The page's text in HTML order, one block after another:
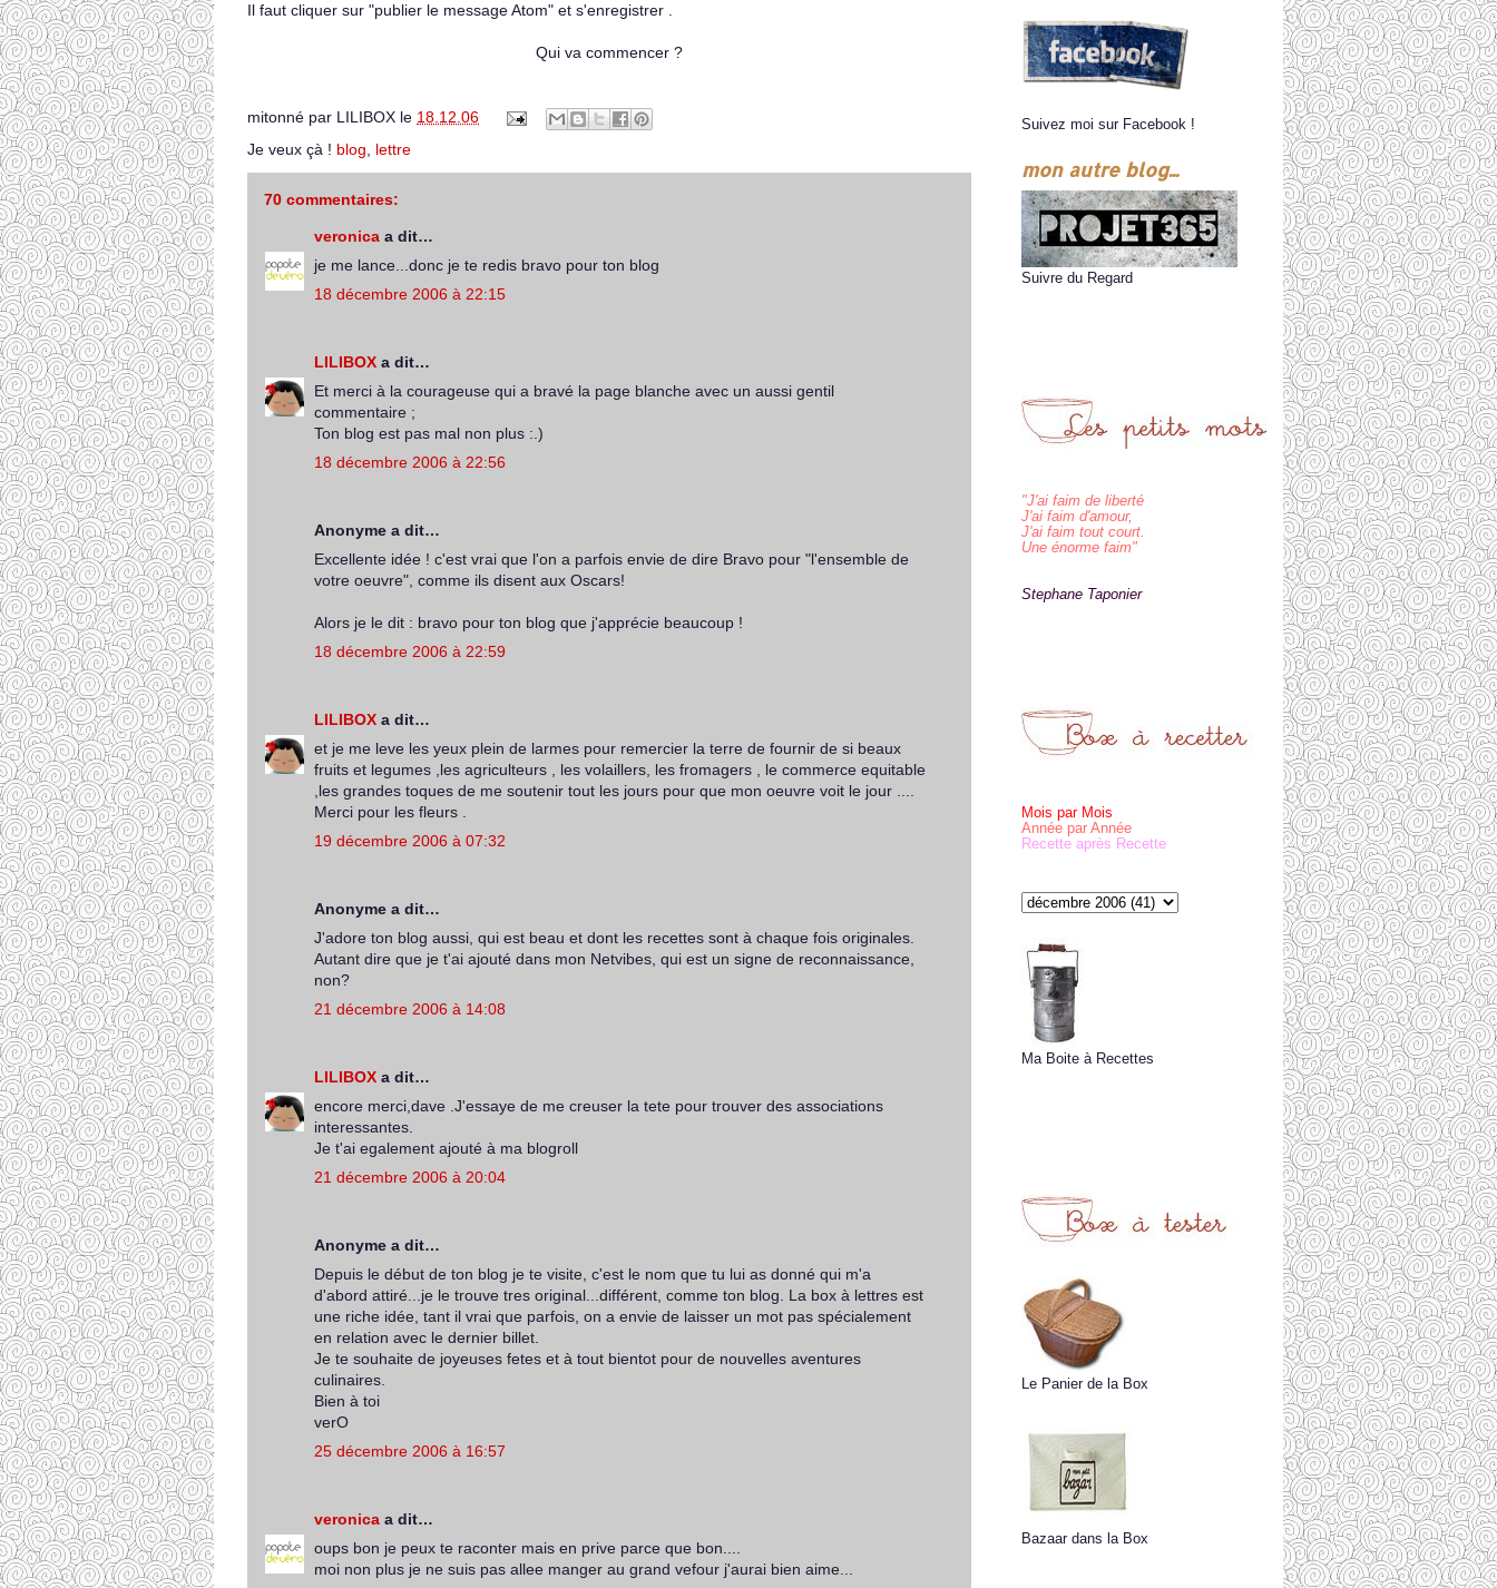
Il faut cliquer sur "publier le message Atom" et s'enregistrer .
Qui va commencer ?
mitonné par LILIBOX le 18.12.06
Je veux çà ! blog lettre
70 commentaires:
veronica a dit…
je me lance...donc je te redis bravo pour ton blog
18 décembre 2006 à 22:15
LILIBOX a dit…
Et merci à la courageuse qui a bravé la page blanche avec un aussi gentil
commentaire ;
Ton blog est pas mal non plus :.)
18 décembre 2006 à 22:56
Anonyme a dit…
Excellente idée ! c'est vrai que l'on a parfois envie de dire Bravo pour "l'ensemble de
votre oeuvre", comme ils disent aux Oscars!
Alors je le dit : bravo pour ton blog que j'apprécie beaucoup !
18 décembre 2006 à 22:59
LILIBOX a dit…
et je me leve les yeux plein de larmes pour remercier la terre de fournir de si beaux
fruits et legumes ,les agriculteurs , les volaillers, les fromagers , le commerce equitable
,les grandes toques de me soutenir tout les jours pour que mon oeuvre voit le jour ....
Merci pour les fleurs .
19 décembre 2006 à 07:32
Anonyme a dit…
J'adore ton blog aussi, qui est beau et dont les recettes sont à chaque fois originales.
Autant dire que je t'ai ajouté dans mon Netvibes, qui est un signe de reconnaissance,
non?
21 décembre 2006 à 14:08
LILIBOX a dit…
encore merci,dave .J'essaye de me creuser la tete pour trouver des associations
interessantes.
Je t'ai egalement ajouté à ma blogroll
21 décembre 2006 à 20:04
Anonyme a dit…
Depuis le début de ton blog je te visite, c'est le nom que tu lui as donné qui m'a
d'abord attiré...je le trouve tres original...différent, comme ton blog. La box à lettres est
une riche idée, tant il vrai que parfois, on a envie de laisser un mot pas spécialement
en relation avec le dernier billet.
Je te souhaite de joyeuses fetes et à tout bientot pour de nouvelles aventures
culinaires.
Bien à toi
verO
25 décembre 2006 à 16:57
veronica a dit…
oups bon je peux te raconter mais en prive parce que bon....
moi non plus je ne suis pas allee manger au grand vefour j'aurai bien aime...
Suivez moi sur Facebook !
mon autre blog...
Suivre du Regard
"J'ai faim de liberté
J'ai faim d'amour,
J'ai faim tout court.
Une énorme faim"
Stephane Taponier
Mois par Mois
Année par Année
Recette après Recette
Ma Boite à Recettes
Le Panier de la Box
Bazaar dans la Box